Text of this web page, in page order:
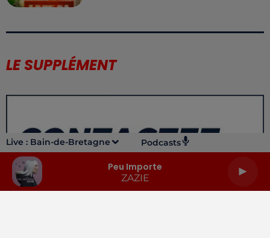
Live : Bain-de-Bretagne Podcasts
Peu Importe
ZAZIE
LE SUPPLÉMENT